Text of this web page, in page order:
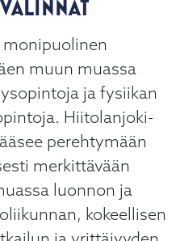
monipuolinen
muun muassa
ja fysiikan
Hiitolanjoki-
perehtymään
merkittävään
luonnon ja
kokeellisen